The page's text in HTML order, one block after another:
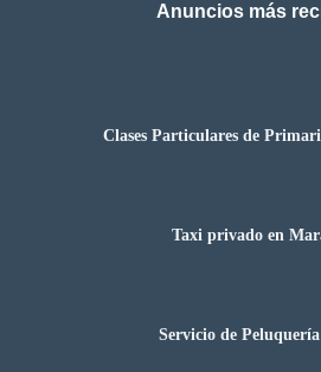
Anuncios más
Clases Particulares de
Taxi privado en
Servicio de